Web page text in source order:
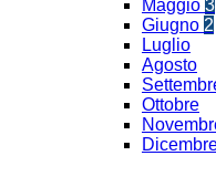
Maggio 3
Giugno 2
Luglio
Agosto
Ottobre